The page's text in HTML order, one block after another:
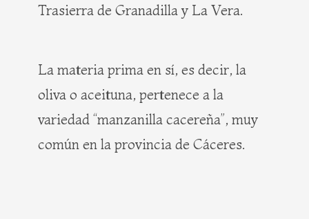
Trasierra de Granadilla y La Vera.
La materia prima en sí, es decir, la
oliva o aceituna, pertenece a la
variedad “manzanilla cacereña”, muy
común en la provincia de Cáceres.